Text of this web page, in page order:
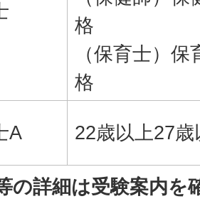
格
（保育士）保
格
A 22歳以上27歳
の詳細は受験案内を